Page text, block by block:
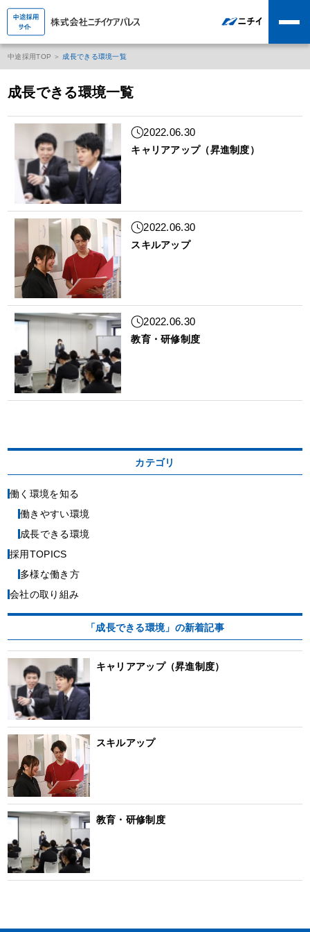
中途採用TOP 成長できる環境一覧
成長できる環境一覧
2022.06.30
キャリアアップ（昇進制度）
2022.06.30
スキルアップ
2022.06.30
教育・研修制度
カテゴリ
働く環境を知る
働きやすい環境
成長できる環境
採用TOPICS
多様な働き方
会社の取り組み
「成長できる環境」の新着記事
キャリアアップ（昇進制度）
スキルアップ
教育・研修制度